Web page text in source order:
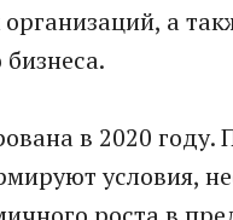
а
в 2020 году.
условия,